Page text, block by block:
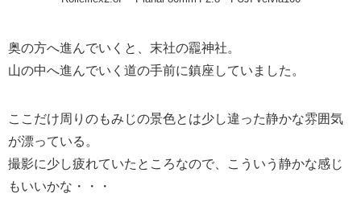
奥の方へ進んでいくと、末社の龗神社。
山の中へ進んでいく道の手前に鎮座していました。
ここだけ周りのもみじの景色とは少し違った静かな雰囲気
が漂っている。
撮影に少し疲れていたところなので、こういう静かな感じ
もいいかな・・・